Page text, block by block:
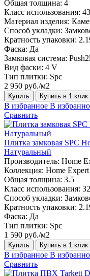
Общая толщина: 4
Класс использования: 43
Материал изделия:
Способ укладки:
Кратность упаковки:
Фаска: Да
Замковая система:
Вид фаски: 4 V
Тип плитки: Spc
2 950 руб./м2
Купить Купить в 1 клик
В избранное В
Сравнить
Плитка замковая SPC
Натуральный
Производитель: Home
Коллекция: Home
Общая толщина: 3.5
Класс использования: 32
Способ укладки:
Кратность упаковки:
Фаска: Да
Тип плитки: Spc
1 590 руб./м2
Купить Купить в 1 клик
В избранное В
Сравнить